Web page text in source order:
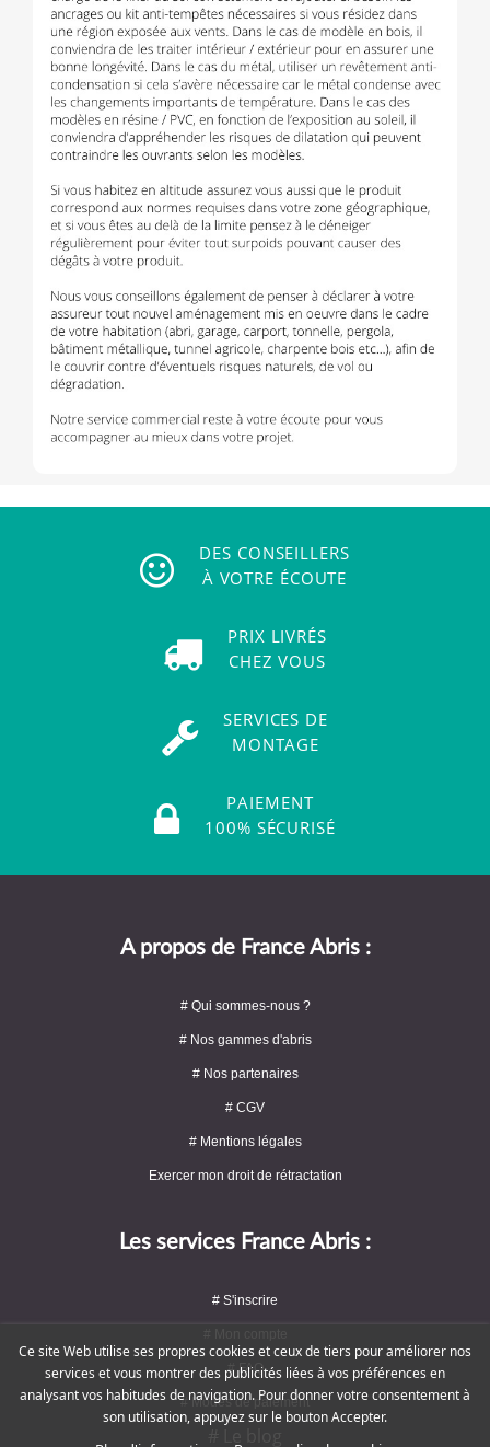
DES CONSEILLERS
À VOTRE ÉCOUTE
PRIX LIVRÉS
CHEZ VOUS
SERVICES DE
MONTAGE
PAIEMENT
100% SÉCURISÉ
A propos de France Abris :
# Qui sommes-nous ?
# Nos gammes d'abris
# Nos partenaires
# CGV
# Mentions légales
Exercer mon droit de rétractation
Les services France Abris :
# S'inscrire
# FAQ
# Modes de paiement
Ce site Web utilise ses propres cookies et ceux de tiers pour améliorer nos
services et vous montrer des publicités liées à vos préférences en
analysant vos habitudes de navigation. Pour donner votre consentement à
son utilisation, appuyez sur le bouton Accepter.